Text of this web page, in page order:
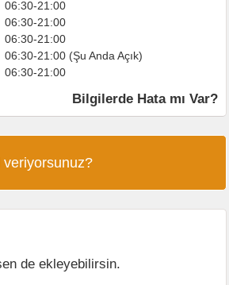
06:30-21:00
06:30-21:00
06:30-21:00
06:30-21:00 (Şu Anda Açık)
06:30-21:00
Bilgilerde Hata mı Var?
veriyorsunuz?
de ekleyebilirsin.